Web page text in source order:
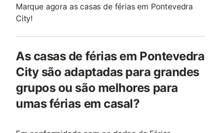
Marque agora as casas de férias em Pontevedra
City!
As casas de férias em Pontevedra
City são adaptadas para grandes
grupos ou são melhores para
umas férias em casal?